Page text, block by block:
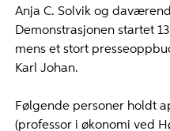
Anja C. Solvik og
Demonstrasjonen startet
mens et stort
Karl Johan.
Følgende personer holdt
(professor i økonomi ved